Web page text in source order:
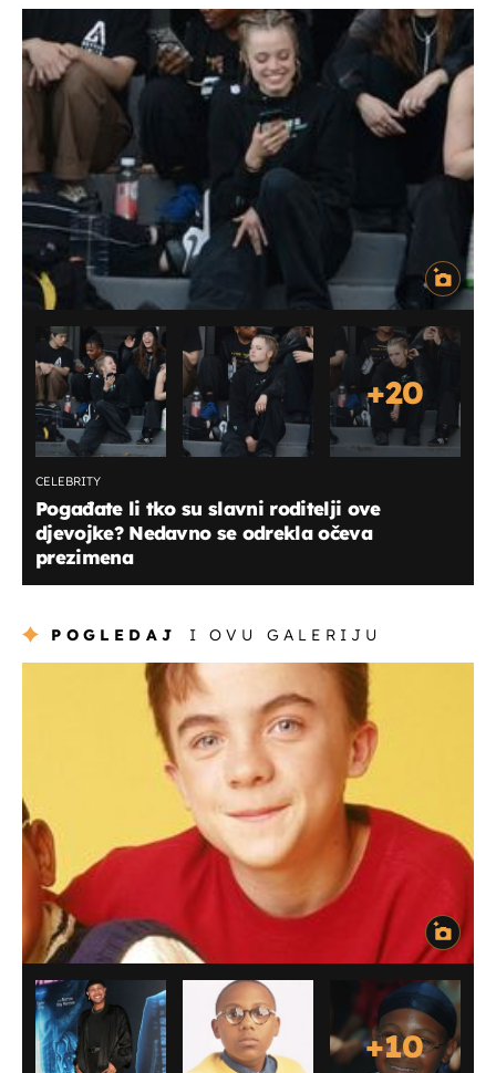
+20
CELEBRITY
Pogađate li tko su slavni roditelji ove
djevojke? Nedavno se odrekla očeva
prezimena
POGLEDAJ I OVU GALERIJU
+10